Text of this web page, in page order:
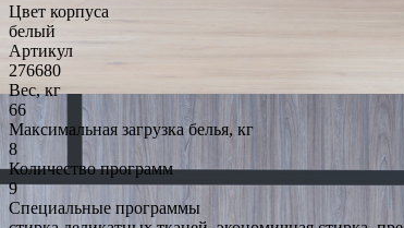
Цвет корпуса
белый
Артикул
276680
Вес, кг
66
Максимальная загрузка белья, кг
8
Количество программ
9
Специальные программы